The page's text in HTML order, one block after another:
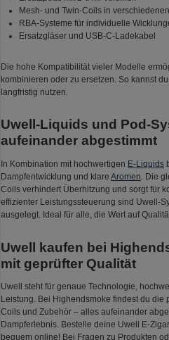
Mesh- und Twin-Coils in
RBA-Systeme für individuelle
Ersatzgläser und USB-C-Ladekabel
Die hohe Kompatibilität vieler Modelle
kombinieren oder zu ersetzen. So kannst
langfristig nutzen.
Uwell-Liquids und Pod-
aufeinander abgestimmt
In Kombination mit hochwertigen E-Liquids
Dampfentwicklung und klare Aromen. Die
Coils verhindert Überhitzung und sorgt für
effizienter Leistungssteuerung sind Uwell-
ausgelegt. Ideal für alle, die Wert auf
Uwell kaufen bei
mit geprüfter Qualität
Uwell steht für genaue Technologie,
Leistung. Bei Highendsmoke findest du die
Coils und Zubehör – alles aufeinander
Dampferlebnis. Bestelle deine Uwell E-
bequem online! Bei Fragen zu Produkten